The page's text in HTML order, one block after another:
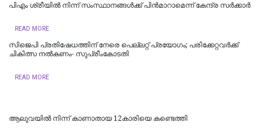
പിഎം ശ്രീയില്‍ നിന്ന് സംസ്ഥാനങ്ങള്‍ക്ക് പിന്‍മാറാമെന്ന് കേന്ദ്ര സര്‍ക്കാര്‍
READ MORE
സിജെപി പ്രതിഷേധത്തിന് നേരെ പെല്ലറ്റ് പ്രയോഗം; പരിക്കേറ്റവർക്ക്
ചികിത്സ നൽകണം- സുപ്രീംകോടതി
READ MORE
ആലുവയിൽ നിന്ന് കാണാതായ 12കാരിയെ കണ്ടെത്തി